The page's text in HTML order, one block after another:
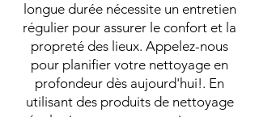
longue durée nécessite un entretien
régulier pour assurer le confort et la
propreté des lieux. Appelez-nous
pour planifier votre nettoyage en
profondeur dès aujourd'hui!. En
utilisant des produits de nettoyage